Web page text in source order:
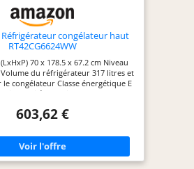
Réfrigérateur congélateur haut
RT42CG6624WW
70 x 178.5 x 67.2 cm Niveau
du réfrigérateur 317 litres et
congélateur Classe énergétique E
Froid ventilé / Multi-Flow
603,62 €